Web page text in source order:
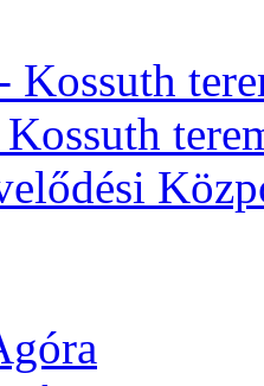
Kossuth